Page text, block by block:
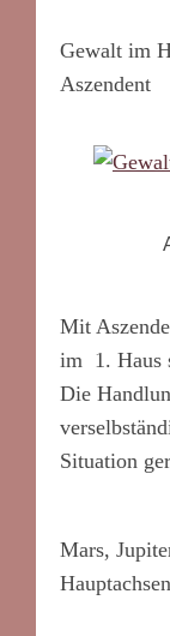
Gewalt im
Aszendent
Mit
im 1. Haus
Die
Situation
Mars,